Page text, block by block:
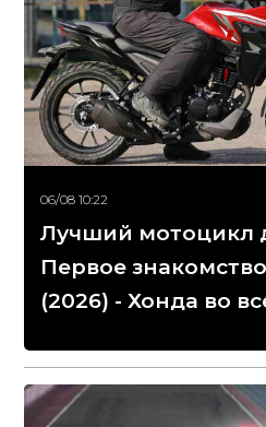
06/08 10:22
Лучший мотоцикл
Первое
(2026) - Хонда во